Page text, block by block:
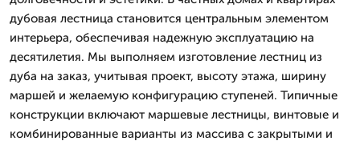
дубовая лестница становится центральным элементом
интерьера, обеспечивая надежную эксплуатацию на
десятилетия. Мы выполняем изготовление лестниц из
дуба на заказ, учитывая проект, высоту этажа, ширину
маршей и желаемую конфигурацию ступеней. Типичные
конструкции включают маршевые лестницы, винтовые и
комбинированные варианты из массива с закрытыми и